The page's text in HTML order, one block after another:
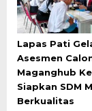
Lapas Pati
Asesmen
Maganghub
Siapkan SDM
Berkualitas